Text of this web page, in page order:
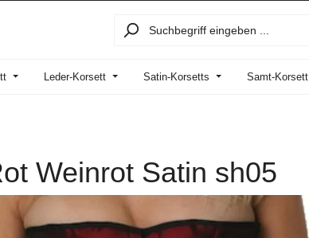
Leder-Korsett Satin-Korsetts Samt-Korsett
Weinrot Satin sh05